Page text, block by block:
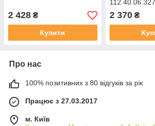
2 428 ₴
Купити
112
2 370₴
Про нас
100% позитивних з 80 відгуків за рік
Працює з 27.03.2017
м. Київ